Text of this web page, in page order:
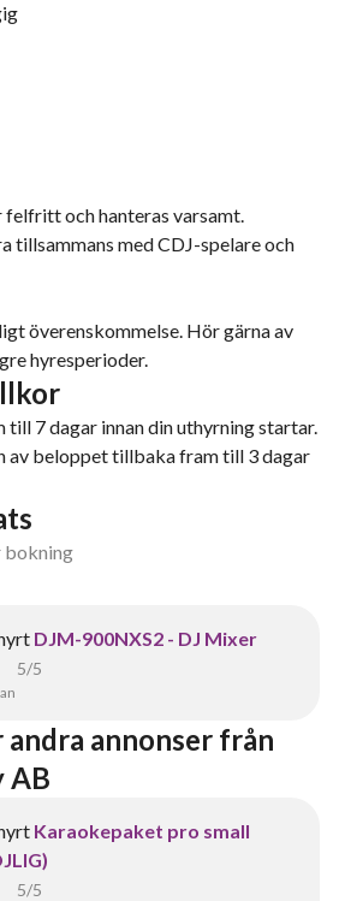
och hanteras varsamt.
tillsammans med CDJ-spelare och
överenskommelse. Hör gärna av
hyresperioder.
7 dagar innan din uthyrning startar.
av beloppet tillbaka fram till 3 dagar
bokning
DJM-900NXS2 - DJ Mixer
5/5
annonser från
AB
Karaokepaket pro small
5/5